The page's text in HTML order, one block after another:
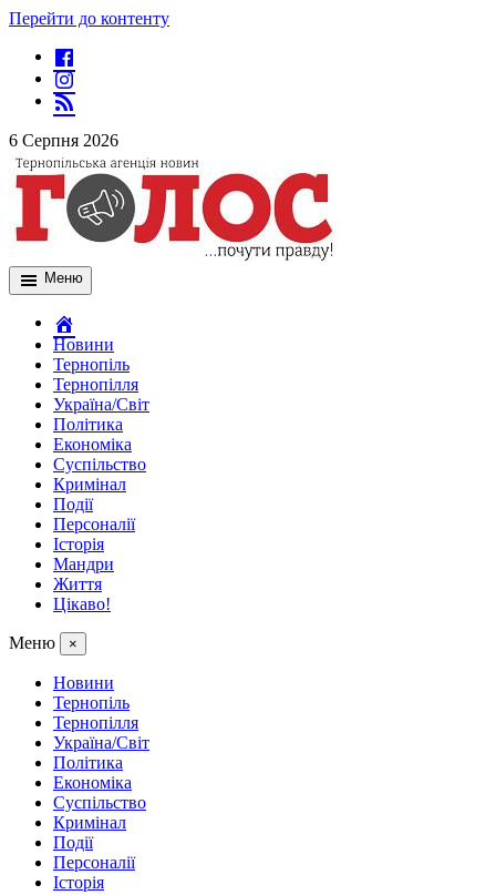
Перейти до контенту
6 Серпня 2026
Меню
Новини
Тернопіль
Тернопілля
Україна/Світ
Політика
Економіка
Суспільство
Кримінал
Події
Персоналії
Історія
Мандри
Життя
Цікаво!
Меню ×
Новини
Тернопіль
Тернопілля
Україна/Світ
Політика
Економіка
Суспільство
Кримінал
Події
Персоналії
Історія